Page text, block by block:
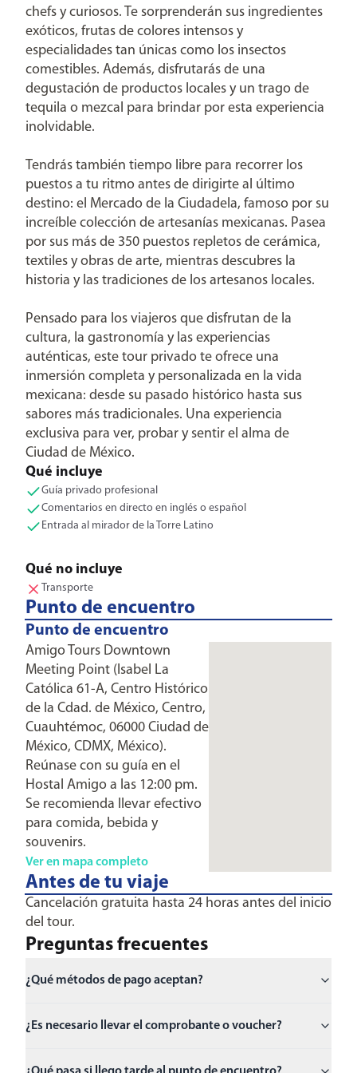
chefs y curiosos. Te sorprenderán sus ingredientes
exóticos, frutas de colores intensos y
especialidades tan únicas como los insectos
comestibles. Además, disfrutarás de una
degustación de productos locales y un trago de
tequila o mezcal para brindar por esta experiencia
inolvidable.
Tendrás también tiempo libre para recorrer los
puestos a tu ritmo antes de dirigirte al último
destino: el Mercado de la Ciudadela, famoso por su
increíble colección de artesanías mexicanas. Pasea
por sus más de 350 puestos repletos de cerámica,
textiles y obras de arte, mientras descubres la
historia y las tradiciones de los artesanos locales.
Pensado para los viajeros que disfrutan de la
cultura, la gastronomía y las experiencias
auténticas, este tour privado te ofrece una
inmersión completa y personalizada en la vida
mexicana: desde su pasado histórico hasta sus
sabores más tradicionales. Una experiencia
exclusiva para ver, probar y sentir el alma de
Ciudad de México.
Qué incluye
Guía privado profesional
Comentarios en directo en inglés o español
Entrada al mirador de la Torre Latino
Qué no incluye
Transporte
Punto de encuentro
Punto de encuentro
Amigo Tours Downtown
Meeting Point (Isabel La
Católica 61-A, Centro Histórico
de la Cdad. de México, Centro,
Cuauhtémoc, 06000 Ciudad de
México, CDMX, México).
Reúnase con su guía en el
Hostal Amigo a las 12:00 pm.
Se recomienda llevar efectivo
para comida, bebida y
souvenirs.
Ver en mapa completo
Antes de tu viaje
Cancelación gratuita hasta 24 horas antes del inicio
del tour.
Preguntas frecuentes
¿Qué métodos de pago aceptan?
¿Es necesario llevar el comprobante o voucher?